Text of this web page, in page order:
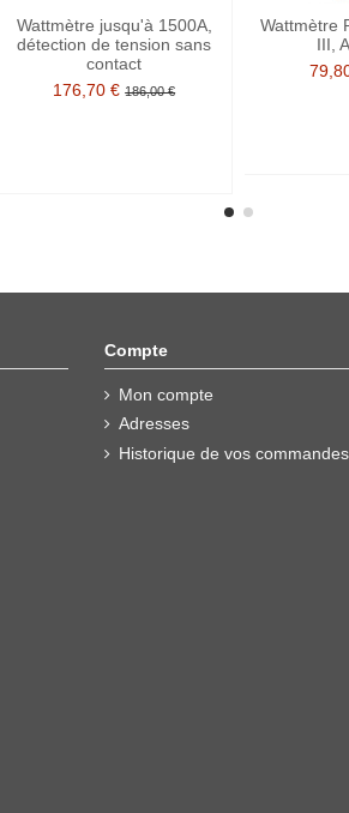
Wattmètre jusqu'à 1500A,
détection de tension sans
contact
176,70 € 186,00 €
Wattmètre
III,
Compte
Mon compte
Adresses
Historique de vos commandes